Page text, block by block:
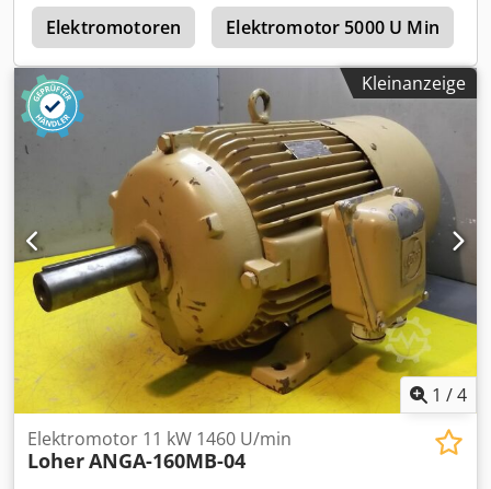
Elektromotoren Elektromotor 5000 U Min
Kleinanzeige
1 /4
Elektromotor 11 kW 1460 U/min
LoherANGA-160MB-04